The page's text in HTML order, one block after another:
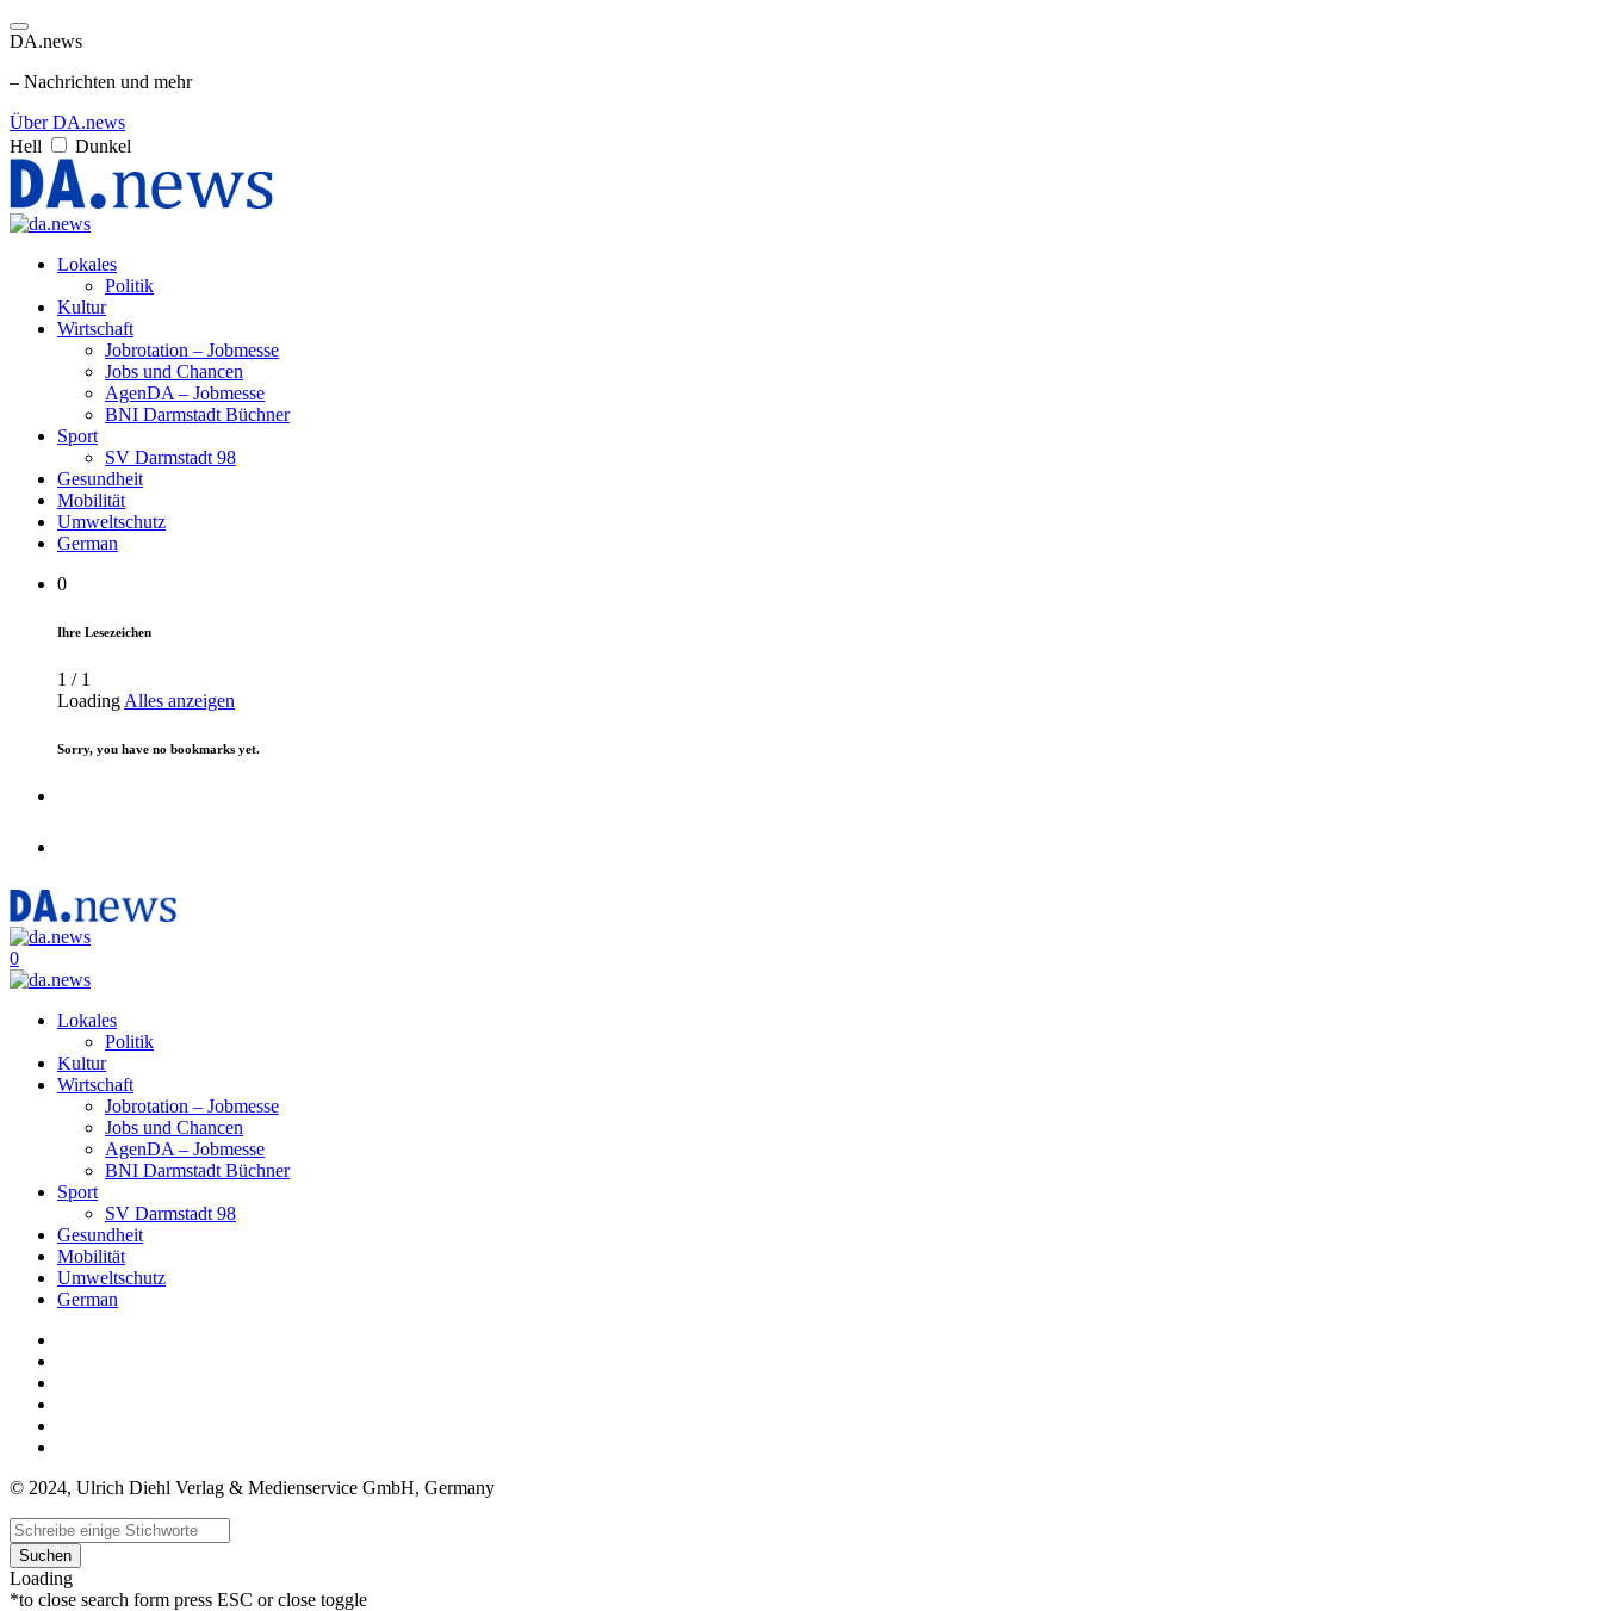
DA.news
– Nachrichten und mehr
Über DA.news
Hell
Dunkel
Lokales
Politik
Kultur
Wirtschaft
Jobrotation – Jobmesse
Jobs und Chancen
AgenDA – Jobmesse
BNI Darmstadt Büchner
Sport
SV Darmstadt 98
Gesundheit
Mobilität
Umweltschutz
German
0
Ihre Lesezeichen
1 / 1
Loading Alles anzeigen
Sorry, you have no bookmarks yet.
0
Lokales
Politik
Kultur
Wirtschaft
Jobrotation – Jobmesse
Jobs und Chancen
AgenDA – Jobmesse
BNI Darmstadt Büchner
Sport
SV Darmstadt 98
Gesundheit
Mobilität
Umweltschutz
German
© 2024, Ulrich Diehl Verlag & Medienservice GmbH, Germany
Suchen
Loading
*to close search form press ESC or close toggle